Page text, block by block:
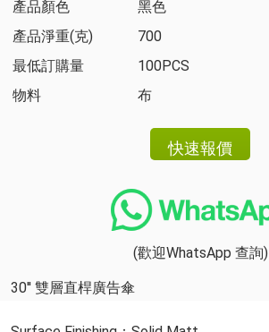
產品顏色
黑色
產品淨重(克)
700
最低訂購量
100PCS
物料
布
(歡迎WhatsApp 查詢)
30'' 雙層直桿廣告傘